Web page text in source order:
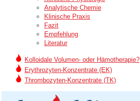
Analytische Chemie
Klinische Praxis
Fazit
Empfehlung
Literatur
Kolloidale Volumen- oder Hämotherapie?
Erythrozyten-Konzentrate (EK)
Thrombozyten-Konzentrate (TK)